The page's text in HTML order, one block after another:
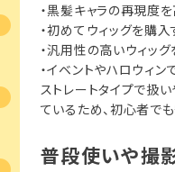
・黒髪キャラの再現度
・初めてウィッグを購
・汎用性の高いウィッ
・イベントやハロウィ
ストレートタイプで扱
ているため、初心者で
普段使いや撮